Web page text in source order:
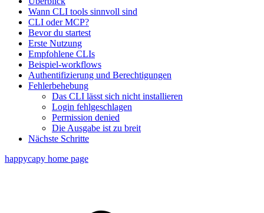
Wann CLI tools sinnvoll sind
CLI oder MCP?
Bevor du startest
Erste Nutzung
Empfohlene CLIs
Beispiel-workflows
Authentifizierung und Berechtigungen
Fehlerbehebung
Das CLI lässt sich nicht installieren
Login fehlgeschlagen
Permission denied
Die Ausgabe ist zu breit
Nächste Schritte
happycapy home page